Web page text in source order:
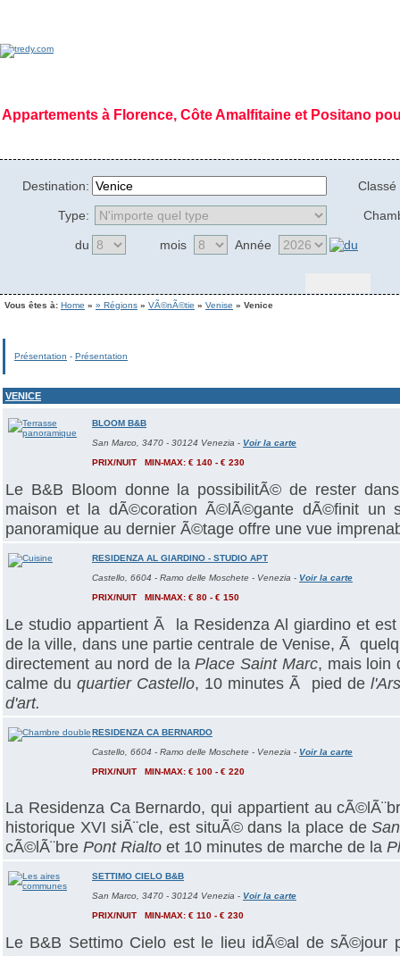
Appartements à Florence, Côte Amalfitaine et Positano
Destination: Classé
Type:
du mois Année
Vous êtes à: Home » » Régions » VÃ©nÃ©tie » Venise » Venice
Présentation - Présentation
VENICE
BLOOM B&B
San Marco, 3470 - 30124 Venezia - Voir la carte
PRIX/NUIT MIN-MAX: € 140 - € 230
Le B&B Bloom donne la possibilitÃ© de rester
maison et la dÃ©coration Ã©lÃ©gante dÃ©finit un
panoramique au dernier Ã©tage offre une vue
RESIDENZA AL GIARDINO - STUDIO APT
Castello, 6604 - Ramo delle Moschete - Venezia - Voir la carte
PRIX/NUIT MIN-MAX: € 80 - € 150
Le studio appartient Ã la Residenza Al giardino et
de la ville, dans une partie centrale de Venise, Ã
directement au nord de laPlace Saint Marc, mais loin
calme duquartier Castello, 10 minutes Ã pied de
d'art.
RESIDENZA CA BERNARDO
Castello, 6604 - Ramo delle Moschete - Venezia - Voir la carte
PRIX/NUIT MIN-MAX: € 100 - € 220
La Residenza Ca Bernardo, qui appartient au
historique XVI siÃ¨cle, est situÃ© dans la place de
cÃ©lÃ¨bre Pont Rialto et 10 minutes de marche de la
SETTIMO CIELO B&B
San Marco, 3470 - 30124 Venezia - Voir la carte
PRIX/NUIT MIN-MAX: € 110 - € 230
Le B&B Settimo Cielo est le lieu idÃ©al de sÃ©jour